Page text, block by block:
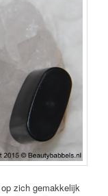
zich gemakkelijk